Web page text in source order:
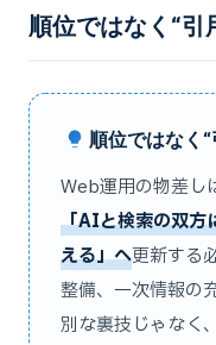
順位ではなく“引
順位ではなく
Web運用の物差し
「AIと検索の双方
える」へ更新する
整備、一次情報の
別な裏技じゃなく